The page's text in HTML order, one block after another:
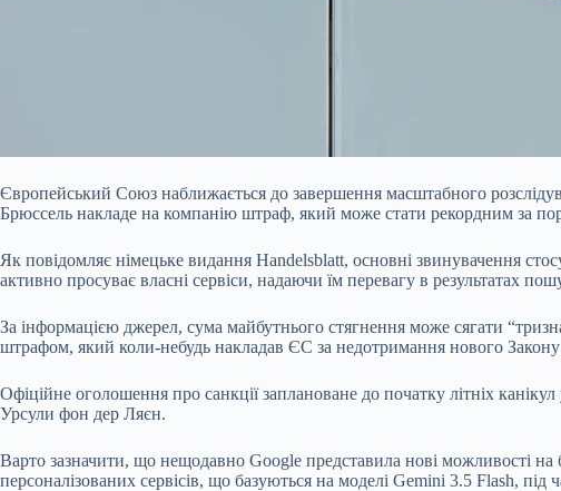
Європейський Союз наближається до завершення масштабного
Брюссель накладе на компанію штраф, який може стати рекордним за
Як повідомляє німецьке видання Handelsblatt, основні звинувачення
активно просуває власні сервіси, надаючи їм перевагу в результатах
За інформацією джерел, сума майбутнього стягнення може сягати
штрафом, який коли-небудь накладав ЄС за недотримання нового
Офіційне оголошення про санкції заплановане до початку літніх
Урсули фон дер Ляєн.
Варто зазначити, що нещодавно Google представила нові можливості на
персоналізованих сервісів, що базуються на моделі Gemini 3.5 Flash, під